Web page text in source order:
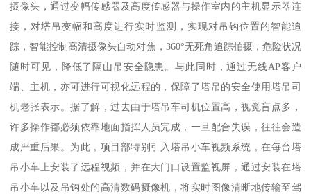
摄像头，通过变幅传感器及高度传感器与操作室内的主机显示器连
接，对塔吊变幅和高度进行实时监测，实现对吊钩位置的智能追
踪，智能控制高清摄像头自动对焦，360°无死角追踪拍摄，危险状况
随时可见，降低了隔山吊安全隐患。与此同时，通过无线AP客户
端、主机，亦可进行可视化远程的，保障了塔吊的安全使用塔吊司
机老张表示。据了解，过去由于塔吊车司机位置高，视觉盲点多，
许多操作都必须依靠地面指挥人员完成，一旦配合失误，往往会造
成严重后果。为此，项目部特别引入塔吊小车视频系统，在每台塔
吊小车上安装了远程视频，并在大门口设置监视屏，通过安装在塔
吊小车以及吊钩处的高清数码摄像机，将实时图像清晰地传输至驾